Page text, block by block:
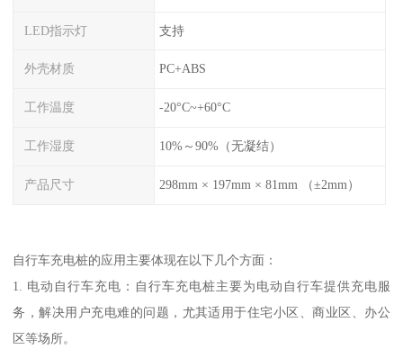
LED指示灯 支持
外壳材质 PC+ABS
工作温度 -20°C~+60°C
工作湿度 10%～90%（无凝结）
产品尺寸 298mm × 197mm × 81mm （±2mm）
自行车充电桩的应用主要体现在以下几个方面：
1. 电动自行车充电：自行车充电桩主要为电动自行车提供充电服
务，解决用户充电难的问题，尤其适用于住宅小区、商业区、办公
区等场所。